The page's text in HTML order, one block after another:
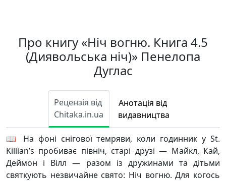
Про книгу «Ніч вогню. Книга 4.5
(Диявольська ніч)» Пенелопа
Дуглас
Рецензія від
Chitaka.in.ua
Анотація від
видавництва
📖 На фоні снігової темряви, коли годинник у St.
Killian’s пробиває північ, старі друзі — Майкл, Кай,
Деймон і Вілл — разом із дружинами та дітьми
святкують незвичайне свято: Ніч вогню. Для когось